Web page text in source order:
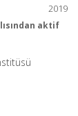
2019
aktif